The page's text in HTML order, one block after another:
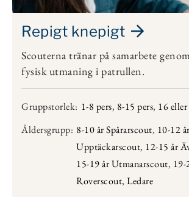
Repigt knepigt
Scouterna tränar på samarbete
fysisk utmaning i patrullen.
Gruppstorlek: 1-8 pers, 8-15 pers, 16
Åldersgrupp: 8-10 år Spårarscout, 10-12 år
Upptäckarscout, 12-15 år
15-19 år Utmanarscout, 19-
Roverscout, Ledare